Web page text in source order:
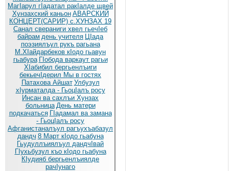
МагIарул гIадатал ракIалде щвей
Хунзахский каньон АВАРСКИЙ
КОНЦЕРТ(САРИР) с.ХУНЗАХ 19
Санал свераниги хвел гьечIеб
байрам день учителя ЦIада
поэзиялъул рукъ рагьана
М.ХIайдарбеков кIодо гьавун
гьабура ГIобода варкаут рагьи
ХIабибил бергьенлъиги
бекьечIдерил Мы в гостях
Патахова Айшат Улбузул
хIурматалда - ГьоцIалъ росу
Инсан ва сахлъи Хунзах
больница День матери
подкачаться ГIадамал ва замана
- ГьоцIалъ росу
Афганистаналъул рагъухъабазул
дандч 8 Март кIодо гьабуна
Гьудуллъиялъул дандчIвай
ГIухьбузул къо кIодо гьабуна
КIудияб бергьенлъиялде
рачIунаго